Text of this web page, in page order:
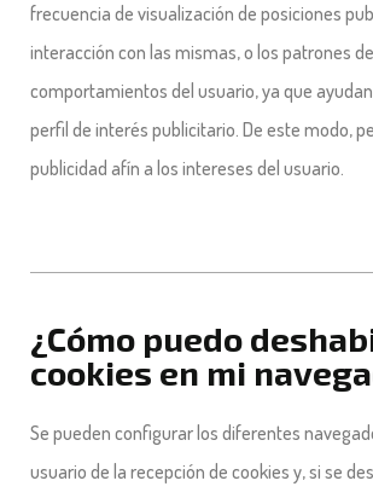
frecuencia de visualización de posiciones
interacción con las mismas, o los patrones
comportamientos del usuario, ya que
perfil de interés publicitario. De este modo,
publicidad afín a los intereses del usuario.
¿Cómo puedo
cookies en mi
Se pueden configurar los diferentes
usuario de la recepción de cookies y, si se